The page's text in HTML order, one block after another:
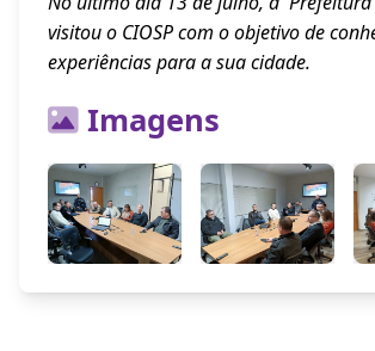
visitou o CIOSP com o objetivo de
experiências para a sua cidade.
Imagens